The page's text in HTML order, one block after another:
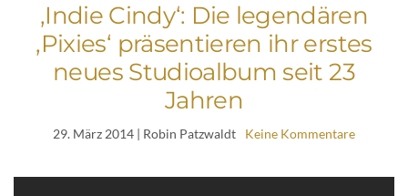
‚Indie Cindy‘: Die legendären
‚Pixies‘ präsentieren ihr erstes
neues Studioalbum seit 23
Jahren
29. März 2014 | Robin Patzwaldt Keine Kommentare